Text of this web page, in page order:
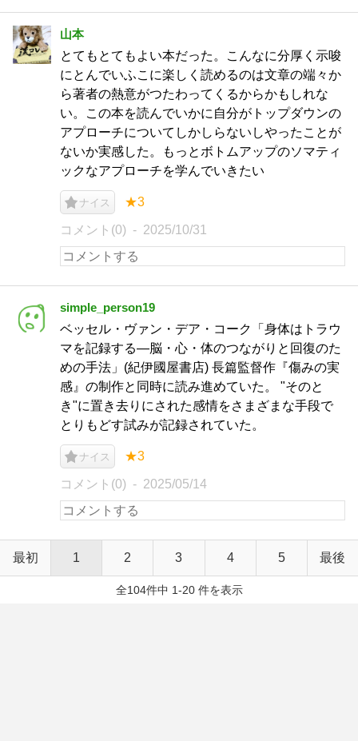
山本
とてもとてもよい本だった。こんなに分厚く示唆
にとんでいふこに楽しく読めるのは文章の端々か
ら著者の熱意がつたわってくるからかもしれな
い。この本を読んでいかに自分がトップダウンの
アプローチについてしかしらないしやったことが
ないか実感した。もっとボトムアップのソマティ
ックなアプローチを学んでいきたい
ナイス ★3
コメント(0) 2025/10/31
simple_person19
ベッセル・ヴァン・デア・コーク「身体はトラウ
マを記録する―脳・心・体のつながりと回復のた
めの手法」(紀伊國屋書店) 長篇監督作『傷みの実
感』の制作と同時に読み進めていた。 "そのと
き"に置き去りにされた感情をさまざまな手段で
とりもどす試みが記録されていた。
ナイス ★3
コメント(0) 2025/05/14
最初 1 2 3 4 5 最後
全104件中 1-20 件を表示